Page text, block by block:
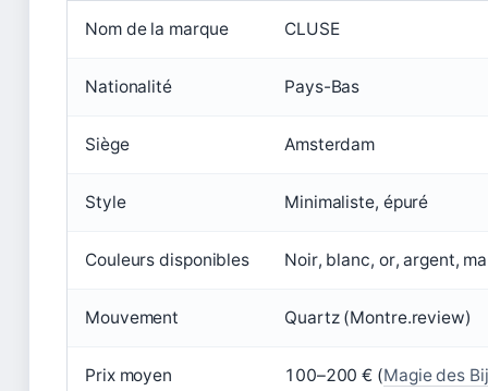
Nom de la marque CLUSE
Nationalité Pays-Bas
Siège Amsterdam
Style Minimaliste, épuré
Couleurs disponibles Noir, blanc, or, argent,
Mouvement Quartz (Montre.review)
Prix moyen 100–200 € (Magie des